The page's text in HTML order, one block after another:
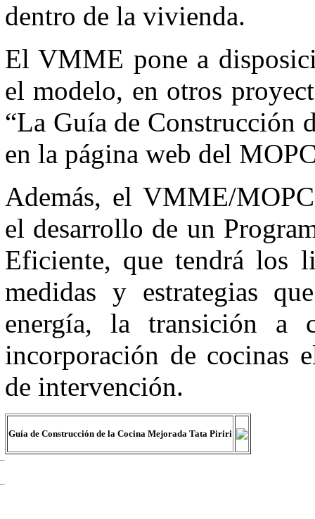
dentro de la vivienda.
El VMME pone a
el modelo, en otros
“La Guía de Construcción
en la página web del
Además, el VMME/
el desarrollo de un
Eficiente, que tendrá los
medidas y estrategias
energía, la transición a
incorporación de cocinas
de intervención.
Guía de Construcción de la Cocina Mejorada Tata Piriri